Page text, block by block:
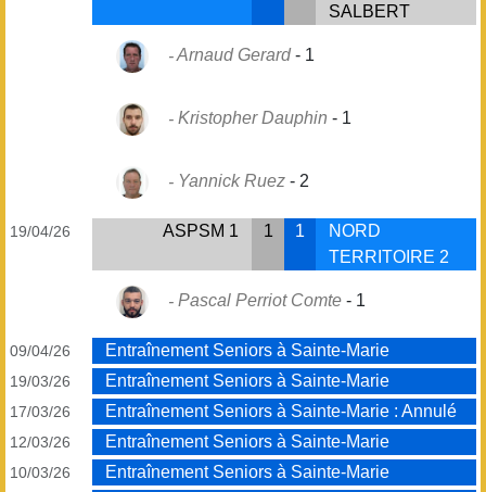
SALBERT
Arnaud Gerard- 1
Kristopher Dauphin - 1
Yannick Ruez- 2
19/04/26 ASPSM 1 1 1
NORD
TERRITOIRE 2
Pascal Perriot Comte- 1
09/04/26 Entraînement Seniors à Sainte-Marie
19/03/26 Entraînement Seniors à Sainte-Marie
17/03/26 Entraînement Seniors à Sainte-Marie : Annulé
12/03/26 Entraînement Seniors à Sainte-Marie
10/03/26 Entraînement Seniors à Sainte-Marie